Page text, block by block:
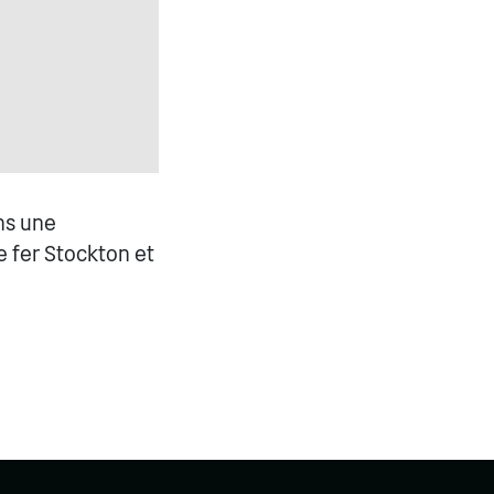
une
fer Stockton et